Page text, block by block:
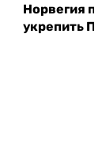
Норвегия
укрепить